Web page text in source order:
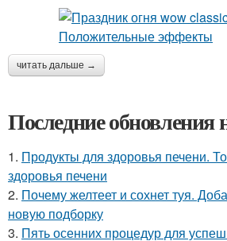
читать дальше →
Последние обновления
1. Продукты для здоровья печени.
здоровья печени
2. Почему желтеет и сохнет туя.
новую подборку
3. Пять осенних процедур для